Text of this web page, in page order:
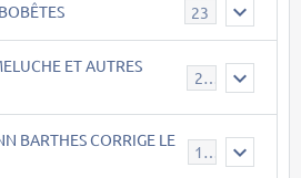
23
ET AUTRES
22
BARTHES CORRIGE LE
15